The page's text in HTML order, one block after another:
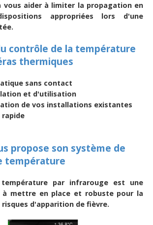
vous aider à limiter la propagation en
appropriées lors d'une
contrôle de la température
thermiques
sans contact
et d'utilisation
de vos installations existantes
rapide
propose son système de
température
par infrarouge est une
à mettre en place et robuste pour la
risques d'apparition de fièvre.